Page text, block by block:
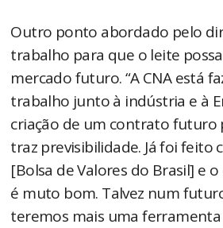
Outro ponto abordado pelo
trabalho para que o leite
mercado futuro. “A CNA está
trabalho junto à indústria e à
criação de um contrato futuro
traz previsibilidade. Já foi feito
[Bolsa de Valores do Brasil] e
é muto bom. Talvez num
teremos mais uma ferramenta